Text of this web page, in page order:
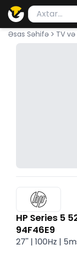
Məhsul axtar
Axtarış
Əsas Səhifə TV
HP Series 5
94F46E9
27'' | 100Hz |